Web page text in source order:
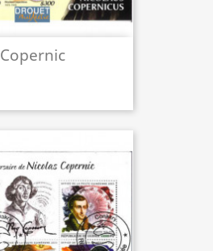
Copernic